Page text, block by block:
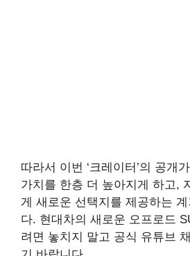
따라서 이번 ‘크레이터’의 공개
가치를 한층 더 높아지게 하고,
게 새로운 선택지를 제공하는
다. 현대차의 새로운 오프로드
려면 놓치지 말고 공식 유튜브